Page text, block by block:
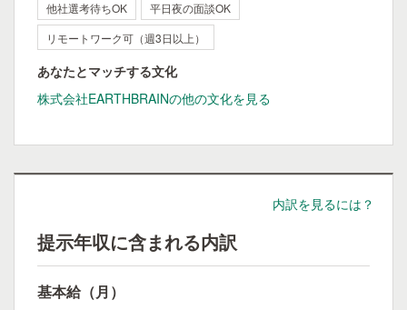
他社選考待ちOK
平日夜の面談OK
リモートワーク可（週3日以上）
あなたとマッチする文化
株式会社EARTHBRAINの他の文化を見る
内訳を見るには？
提示年収に含まれる内訳
基本給（月）